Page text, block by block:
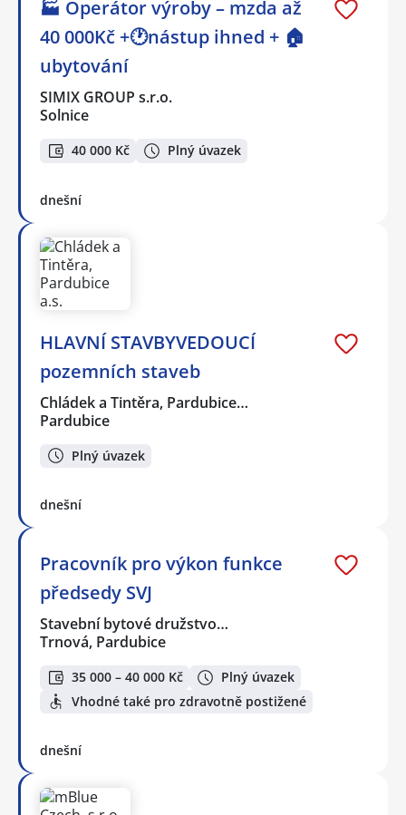
🏭 Operátor výroby – mzda až
40 000Kč +🕐nástup ihned + 🏠
ubytování
SIMIX GROUP s.r.o.
Solnice
40 000 Kč Plný úvazek
dnešní
HLAVNÍ STAVBYVEDOUCÍ
pozemních staveb
Chládek a Tintěra, Pardubice…
Pardubice
Plný úvazek
dnešní
Pracovník pro výkon funkce
předsedy SVJ
Stavební bytové družstvo…
Trnová, Pardubice
35 000 – 40 000 Kč
Plný úvazek
Vhodné také pro zdravotně postižené
dnešní